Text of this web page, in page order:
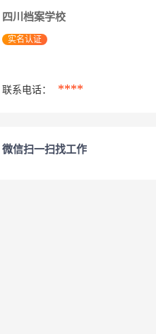
四川档案学校
实名认证
联系电话： ****
微信扫一扫找工作